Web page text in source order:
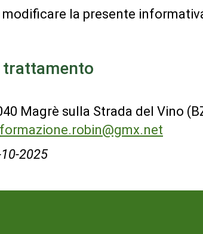
modificare la presente
Magrè sulla Strada del Vino
2025